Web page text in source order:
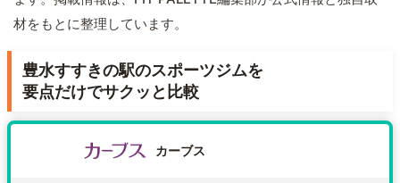
材をもとに整理しています。
豊水すすきの駅のスポーツジムを
要点だけでサクッと比較
カーブス